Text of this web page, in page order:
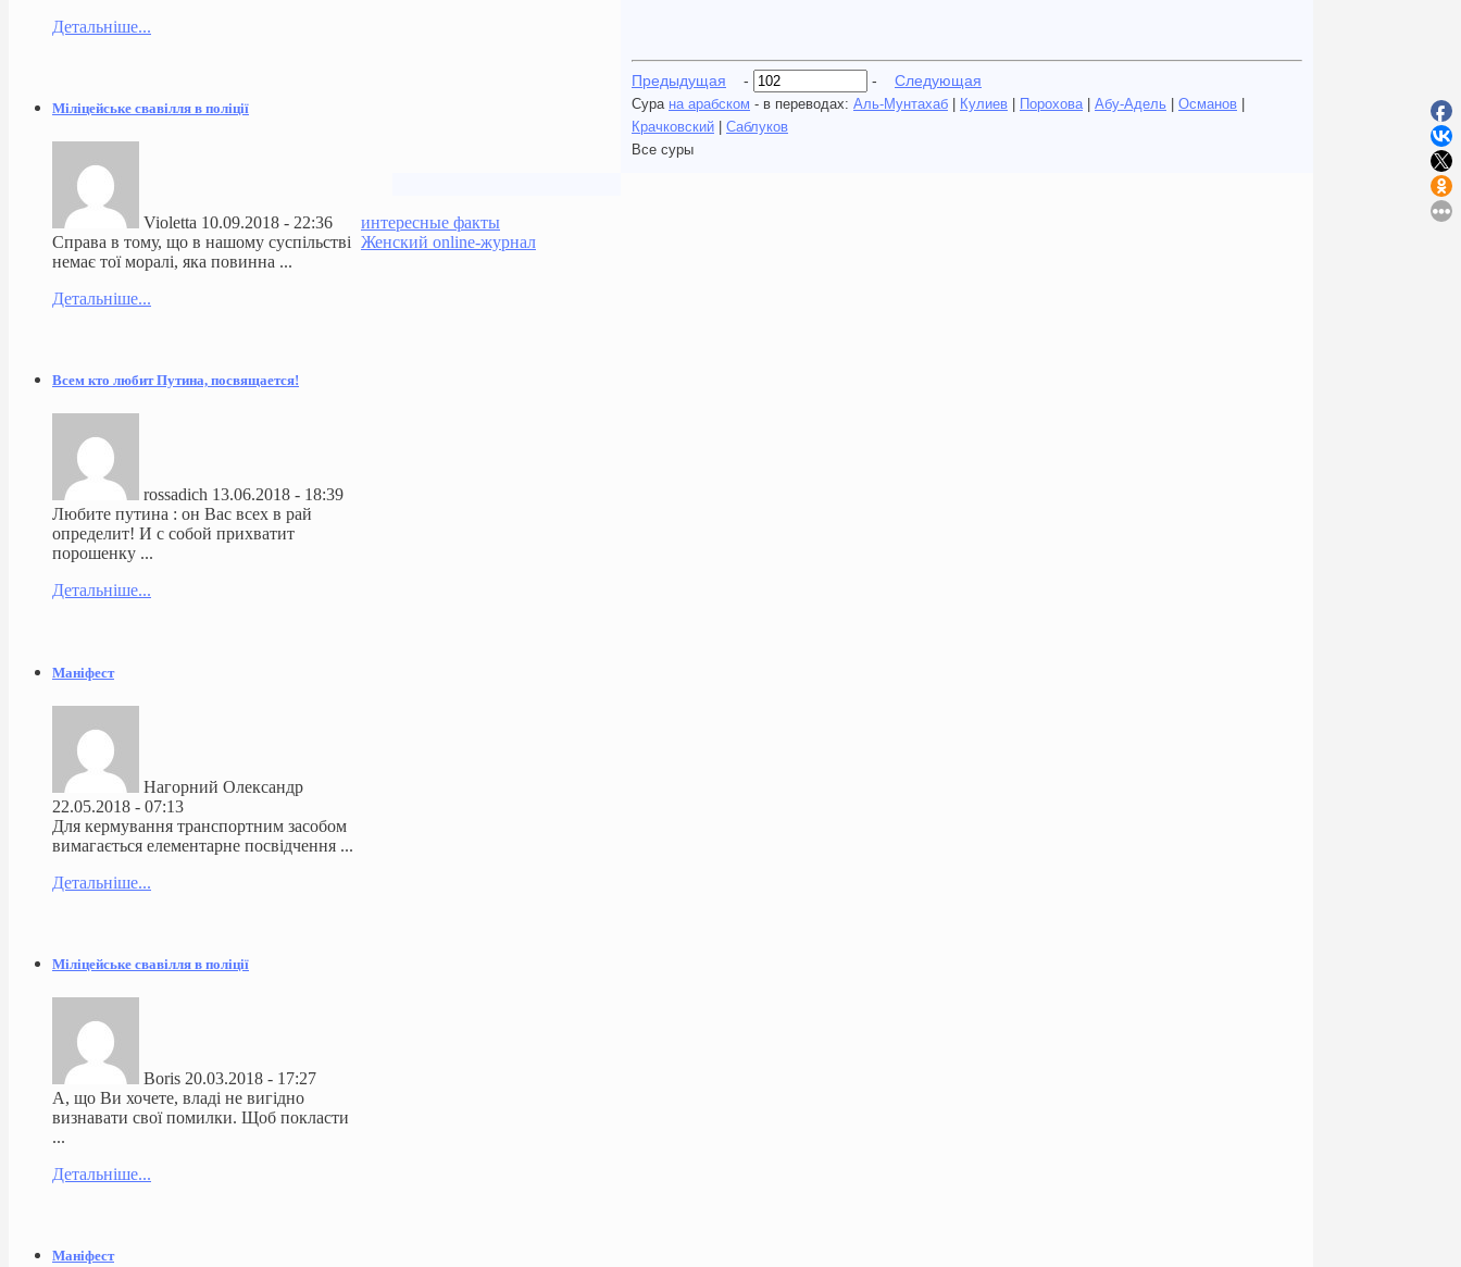
Предыдущая - - Следующая
Сура на арабском - в переводах: Аль-Мунтахаб Кулиев Порохова| Абу-Адель Османов
Крачковский
Саблуков
Все суры
интересные факты
Женский online-журнал
Детальніше...
Міліцейське свавілля в поліції
Violetta 10.09.2018 - 22:36
Справа в тому, що в нашому суспільстві
немає тої моралі, яка повинна ...
Детальніше...
Всем кто любит Путина, посвящается!
rossadich 13.06.2018 - 18:39
Любите путина : он Вас всех в рай
определит! И с собой прихватит
порошенку ...
Детальніше...
Маніфест
Нагорний Олександр
22.05.2018 - 07:13
Для кермування транспортним засобом
вимагається елементарне посвідчення ...
Детальніше...
Міліцейське свавілля в поліції
Boris 20.03.2018 - 17:27
А, що Ви хочете, владі не вигідно
визнавати свої помилки. Щоб покласти
...
Детальніше...
Маніфест